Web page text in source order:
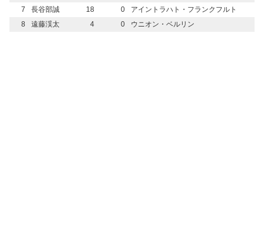
7
長谷部誠 18 0
アイントラハト・フランクフルト
8
遠藤渓太 4 0 ウニオン・ベルリン